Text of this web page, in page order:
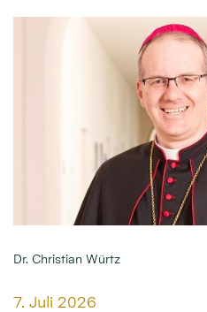
Dr. Christian Würtz
Datum:
7. Juli 2026